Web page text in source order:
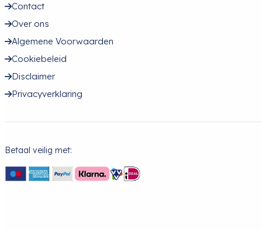
Contact
Over ons
Algemene Voorwaarden
Cookiebeleid
Disclaimer
Privacyverklaring
Betaal veilig met: